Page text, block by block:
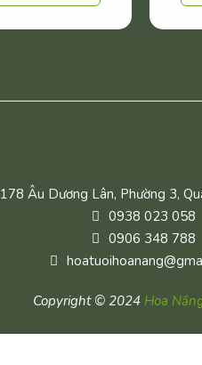
178 Âu Dương Lân, Phường 3,
0938 023 058
0906 348 788
Copyright © 2024 Hoa